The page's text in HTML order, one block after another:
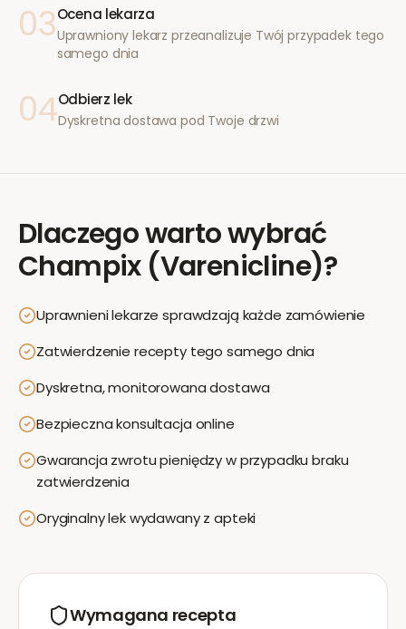
03Ocena lekarza
Uprawniony lekarz przeanalizuje Twój przypadek tego
samego dnia
04Odbierz lek
Dyskretna dostawa pod Twoje drzwi
Dlaczego warto wybrać
Champix (Varenicline)?
Uprawnieni lekarze sprawdzają każde zamówienie
Zatwierdzenie recepty tego samego dnia
Dyskretna, monitorowana dostawa
Bezpieczna konsultacja online
Gwarancja zwrotu pieniędzy w przypadku braku
zatwierdzenia
Oryginalny lek wydawany z apteki
Wymagana recepta